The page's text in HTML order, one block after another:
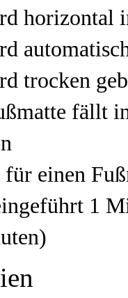
horizontal
trocken
fällt
einen
1